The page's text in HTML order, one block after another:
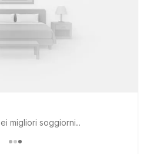
migliori soggiorni..